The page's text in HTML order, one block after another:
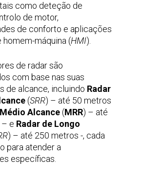
como deteção de
de motor,
de conforto e aplicações
máquina (HMI).
de radar são
com base nas suas
de alcance, incluindo Radar
(SRR) – até 50 metros
Alcance(MRR) – até
e Radar de Longo
) – até 250 metros -, cada
para atender a
específicas.